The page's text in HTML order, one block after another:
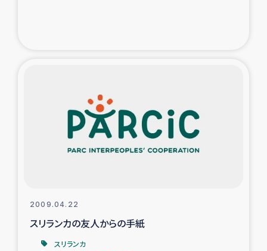
2009.04.22
スリランカの友人からの手紙
スリランカ